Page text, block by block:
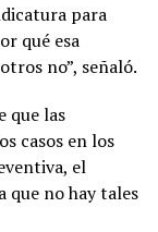
para
qué esa
no”, señaló.
que las
casos en los
el
que no hay tales